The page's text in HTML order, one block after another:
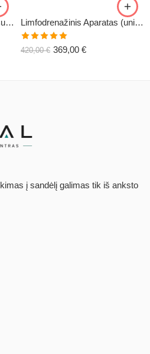
Didelis Masažinis Kilimėlis su Pagalve XL-CLASSIC1 Limfodrenažinis Aparatas (universalus) C6
Įvertinimas:
5.00
420,00€ 369,00 €
į sandėlį galimas tik iš anksto